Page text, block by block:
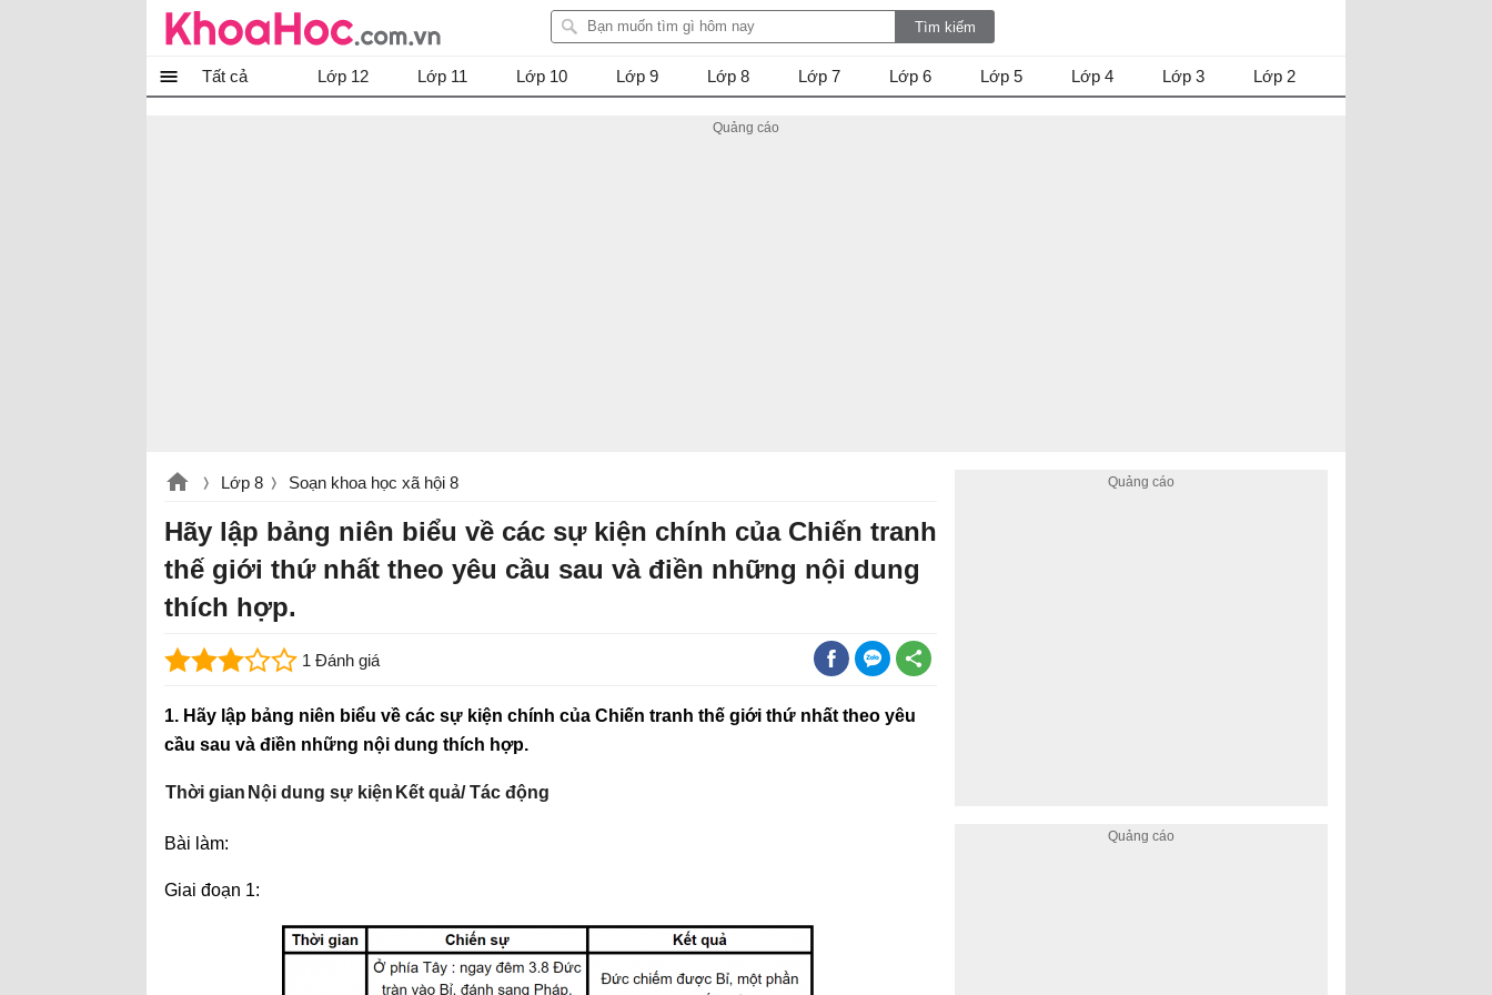
Tất cả Lớp 12 Lớp 11 Lớp 10 Lớp 9 Lớp 8 Lớp 7 Lớp 6 Lớp 5 Lớp 4 Lớp 3 Lớp 2
Lớp 8 Soạn khoa học xã hội 8
Hãy lập bảng niên biểu về các sự kiện chính của Chiến tranh
thế giới thứ nhất theo yêu cầu sau và điền những nội dung
thích hợp.
1 Đánh giá
1. Hãy lập bảng niên biểu về các sự kiện chính của Chiến tranh thế giới thứ nhất theo yêu
cầu sau và điền những nội dung thích hợp.
Thời gian Nội dung sự kiện Kết quả/ Tác động
Bài làm:
Giai đoạn 1: